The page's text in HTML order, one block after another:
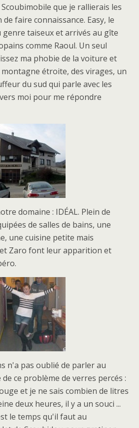
que je rallierais les
faire connaissance. Easy, le
taiseux et arrivés au gîte
comme Raoul. Un seul
ma phobie de la voiture et
étroite, des virages, un
du sud qui parle avec les
moi pour me répondre
domaine : IDÉAL. Plein de
de salles de bains, une
une cuisine petite mais
et Zaro font leur apparition et
n'a pas oublié de parler au
ce problème de verres percés :
et je ne sais combien de litres
deux heures, il y a un souci ...
le temps qu'il faut au